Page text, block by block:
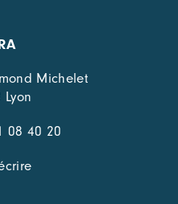
Michelet
08 40 20